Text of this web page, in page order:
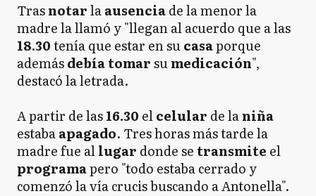
Trasnotarlaausenciade la menor la
madre la llamó y "llegan al acuerdo que a las
18.30tenía que estar en sucasaporque
ademásdebía tomarsumedicación",
destacó la letrada.
A partir de las16.30 elcelular de laniña
estabaapagado. Tres horas más tarde la
madre fue allugar donde se transmite el
programapero "todo estaba cerrado y
comenzó la vía crucis buscando a Antonella".